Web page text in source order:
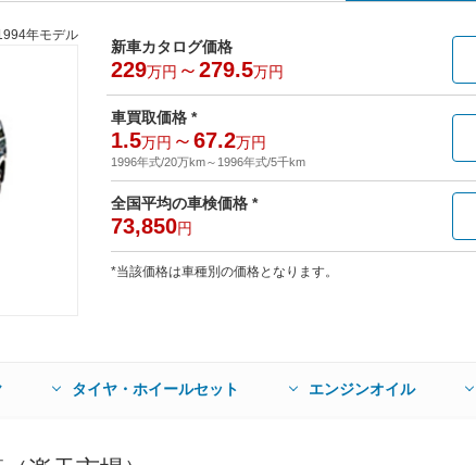
年モデル
新車カタログ価格
229万円 ～279.5万円
車買取価格 *
1.5万円 ～67.2万円
1996年式/20万km～ 1996年式/5千km
全国平均の車検価格 *
73,850円
*当該価格は車種別の価格となります。
タイヤ・ホイールセット エンジンオイル